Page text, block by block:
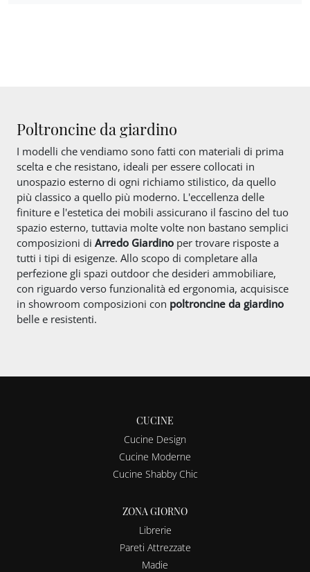
Poltroncine da giardino
I modelli che vendiamo sono fatti con materiali di prima
scelta e che resistano, ideali per essere collocati in
unospazio esterno di ogni richiamo stilistico, da quello
più classico a quello più moderno. L'eccellenza delle
finiture e l'estetica dei mobili assicurano il fascino del tuo
spazio esterno, tuttavia molte volte non bastano semplici
composizioni di Arredo Giardino per trovare risposte a
tutti i tipi di esigenze. Allo scopo di completare alla
perfezione gli spazi outdoor che desideri ammobiliare,
con riguardo verso funzionalità ed ergonomia, acquisisce
in showroom composizioni con poltroncine da giardino
belle e resistenti.
CUCINE
Cucine Design
Cucine Moderne
Cucine Shabby Chic
ZONA GIORNO
Librerie
Pareti Attrezzate
Madie